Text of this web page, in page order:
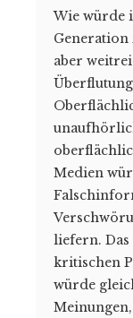
Wie würde
Generation
aber
Medien
liefern. Das
kritischen
würde